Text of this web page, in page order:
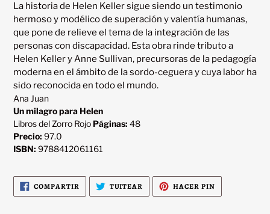
La historia de Helen Keller sigue siendo un testimonio
hermoso y modélico de superación y valentía humanas,
que pone de relieve el tema de la integración de las
personas con discapacidad. Esta obra rinde tributo a
Helen Keller y Anne Sullivan, precursoras de la pedagogía
moderna en el ámbito de la sordo-ceguera y cuya labor ha
Ana Juan
Un milagro para Helen
Libros del Zorro Rojo Páginas: 48
Precio: 97.0
ISBN: 9788412061161
COMPARTIR COMPARTIR
EN
FACEBOOK
TUITEAR TUITEAR
TWITTER
HACER PINPINEAR
PINTEREST